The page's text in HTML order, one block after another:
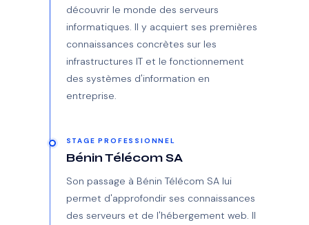
découvrir le monde des serveurs
informatiques. Il y acquiert ses premières
connaissances concrètes sur les
infrastructures IT et le fonctionnement
des systèmes d'information en
entreprise.
STAGE PROFESSIONNEL
Bénin Télécom SA
Son passage à Bénin Télécom SA lui
permet d'approfondir ses connaissances
des serveurs et de l'hébergement web. Il